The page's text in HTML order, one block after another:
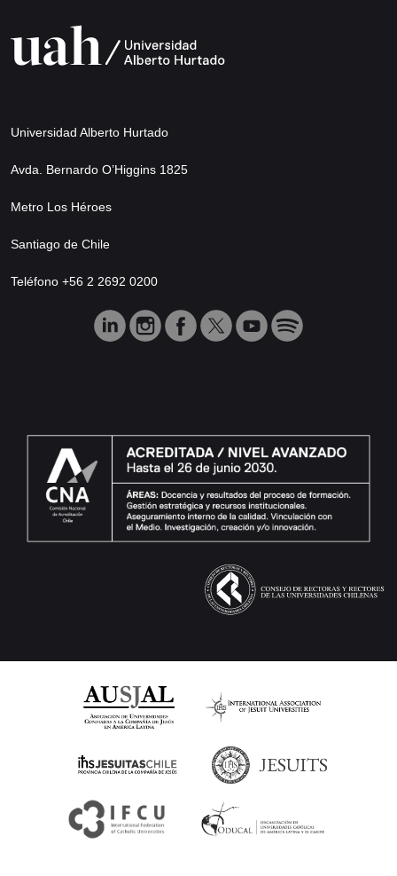
Universidad Alberto Hurtado
Avda. Bernardo O’Higgins 1825
Metro Los Héroes
Santiago de Chile
Teléfono +56 2 2692 0200